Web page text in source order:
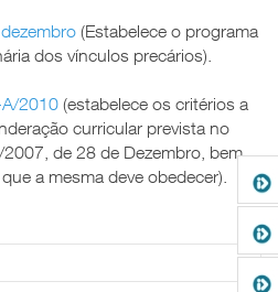
(Estabelece o programa
dos vínculos precários).
A/2010 (estabelece os critérios a
curricular prevista no
de 28 de Dezembro, bem
a mesma deve obedecer).